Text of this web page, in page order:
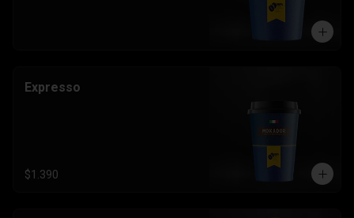
Expresso
$1.390